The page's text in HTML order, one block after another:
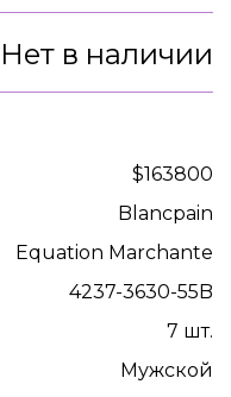
Нет в наличии
$163800
Blancpain
Equation Marchante
4237-3630-55B
7 шт.
Мужской